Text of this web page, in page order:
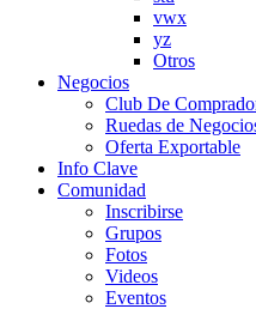
vwx
yz
Otros
Negocios
Club De
Ruedas de
Oferta Exportable
Info Clave
Comunidad
Inscribirse
Grupos
Fotos
Videos
Eventos